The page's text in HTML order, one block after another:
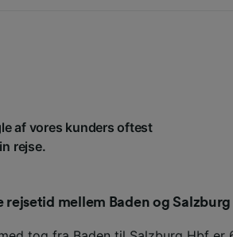
af vores kunders oftest
rejse.
rejsetid mellem Baden og Salzburg